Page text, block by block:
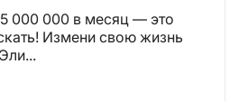
000 000 в месяц — это
Измени свою жизнь
О НАС: - Эли...